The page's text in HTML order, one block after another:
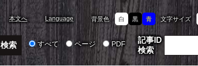
本文へ Language 背景色 白 黒 青 文字サイズ
すべて ページ PDF
記事ID
検索